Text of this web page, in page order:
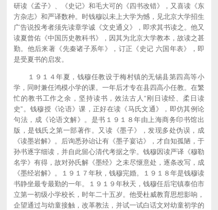
研读《孟子》、《史记》和毛大可的《四书改错》，又喜读《东
方杂志》和严译数种。时钱穆以未上大学为憾，见北京大学招生
广告说投考者须先读章学诚《文史通义》，即求其书读之。他又
读夏曾佑《中国历史教科书》，因其为北京大学教本，故读之甚
勤。他后来著《先秦诸子系年》，订正《史记 六国年表》，即
是受夏书的启发。
１９１４年夏，钱穆任教设于梅村镇的无锡县第四高等小
学，同时兼任鸿模小学的课。一年后才专在县四高小任教。在繁
忙的教书工作之余，坚持读书，效法古人“刚日读经、柔日读
史”。钱穆授《论语》课，正好在读《马氏文通》，即仿其例论
句法，成《论语文解》。是书１９１８年由上海商务印书馆出
版，是钱氏之第一部著作。又读《墨子》，发现多处伪误，成
《读墨岩解》。后询悉孙诒让有《墨子宴诂》，才自知孤陋，于
孙书逐字细读，并自此留心清代考据之学。钱穆因读严译《穆勒
名学》有得，故对孙氏解《墨经》之未尽惬意处，逐条改写，成
《墨经岩解》。１９１７年秋，钱穆完婚。１９１８年是钱穆读
书静坐最专最勤的一年。１９１９年秋天，钱穆任后宅镇泰伯市
立第一初级小学校长，时年二十五岁。他受杜威教育思想影响，
企望通过与幼童接触，改革教法，并试一试白话文对幼童初学的